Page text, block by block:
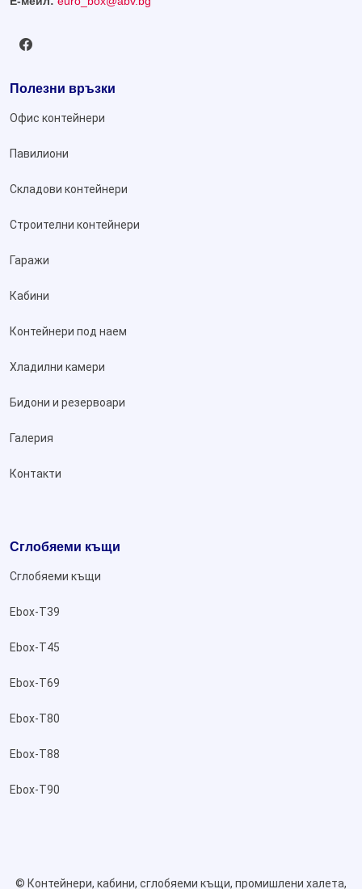
Полезни връзки
Офис контейнери
Павилиони
Складови контейнери
Строителни контейнери
Гаражи
Кабини
Контейнери под наем
Хладилни камери
Бидони и резервоари
Галерия
Контакти
Сглобяеми къщи
Сглобяеми къщи
Ebox-T39
Ebox-T45
Ebox-T69
Ebox-T80
Ebox-T88
Ebox-T90
© Контейнери, кабини, сглобяеми къщи, промишлени халета,